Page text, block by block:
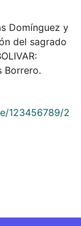
Domínguez y
del sagrado
Borrero.
123456789/2